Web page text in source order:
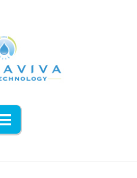
Navigation